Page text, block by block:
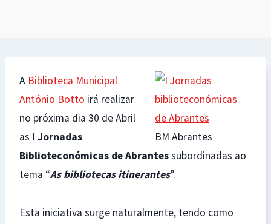
BM Abrantes
A Biblioteca Municipal
António Botto irá realizar
no próxima dia 30 de Abril
as I Jornadas
Biblioteconómicas de Abrantessubordinadas ao
tema “As bibliotecas itinerantes”.
Esta iniciativa surge naturalmente, tendo como